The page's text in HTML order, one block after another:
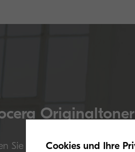
Originaltoner
Sie nicht am falschen Ende:
Cookies und Ihre